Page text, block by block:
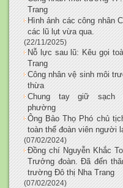
Trang
Hình ảnh các công nhân
các lũ lụt vừa qua.
(22/11/2025)
Nỗ lực sau lũ: Kêu gọi
Trang
Công nhân vệ sinh môi
thừa
Chung tay giữ sạch
phường
Ông Bảo Thọ Phó chủ
toàn thể đoàn viên người
(07/02/2024)
Đồng chí Nguyễn Khắc
Trưởng đoàn. Đã đến
trường Đô thị Nha Trang
(07/02/2024)